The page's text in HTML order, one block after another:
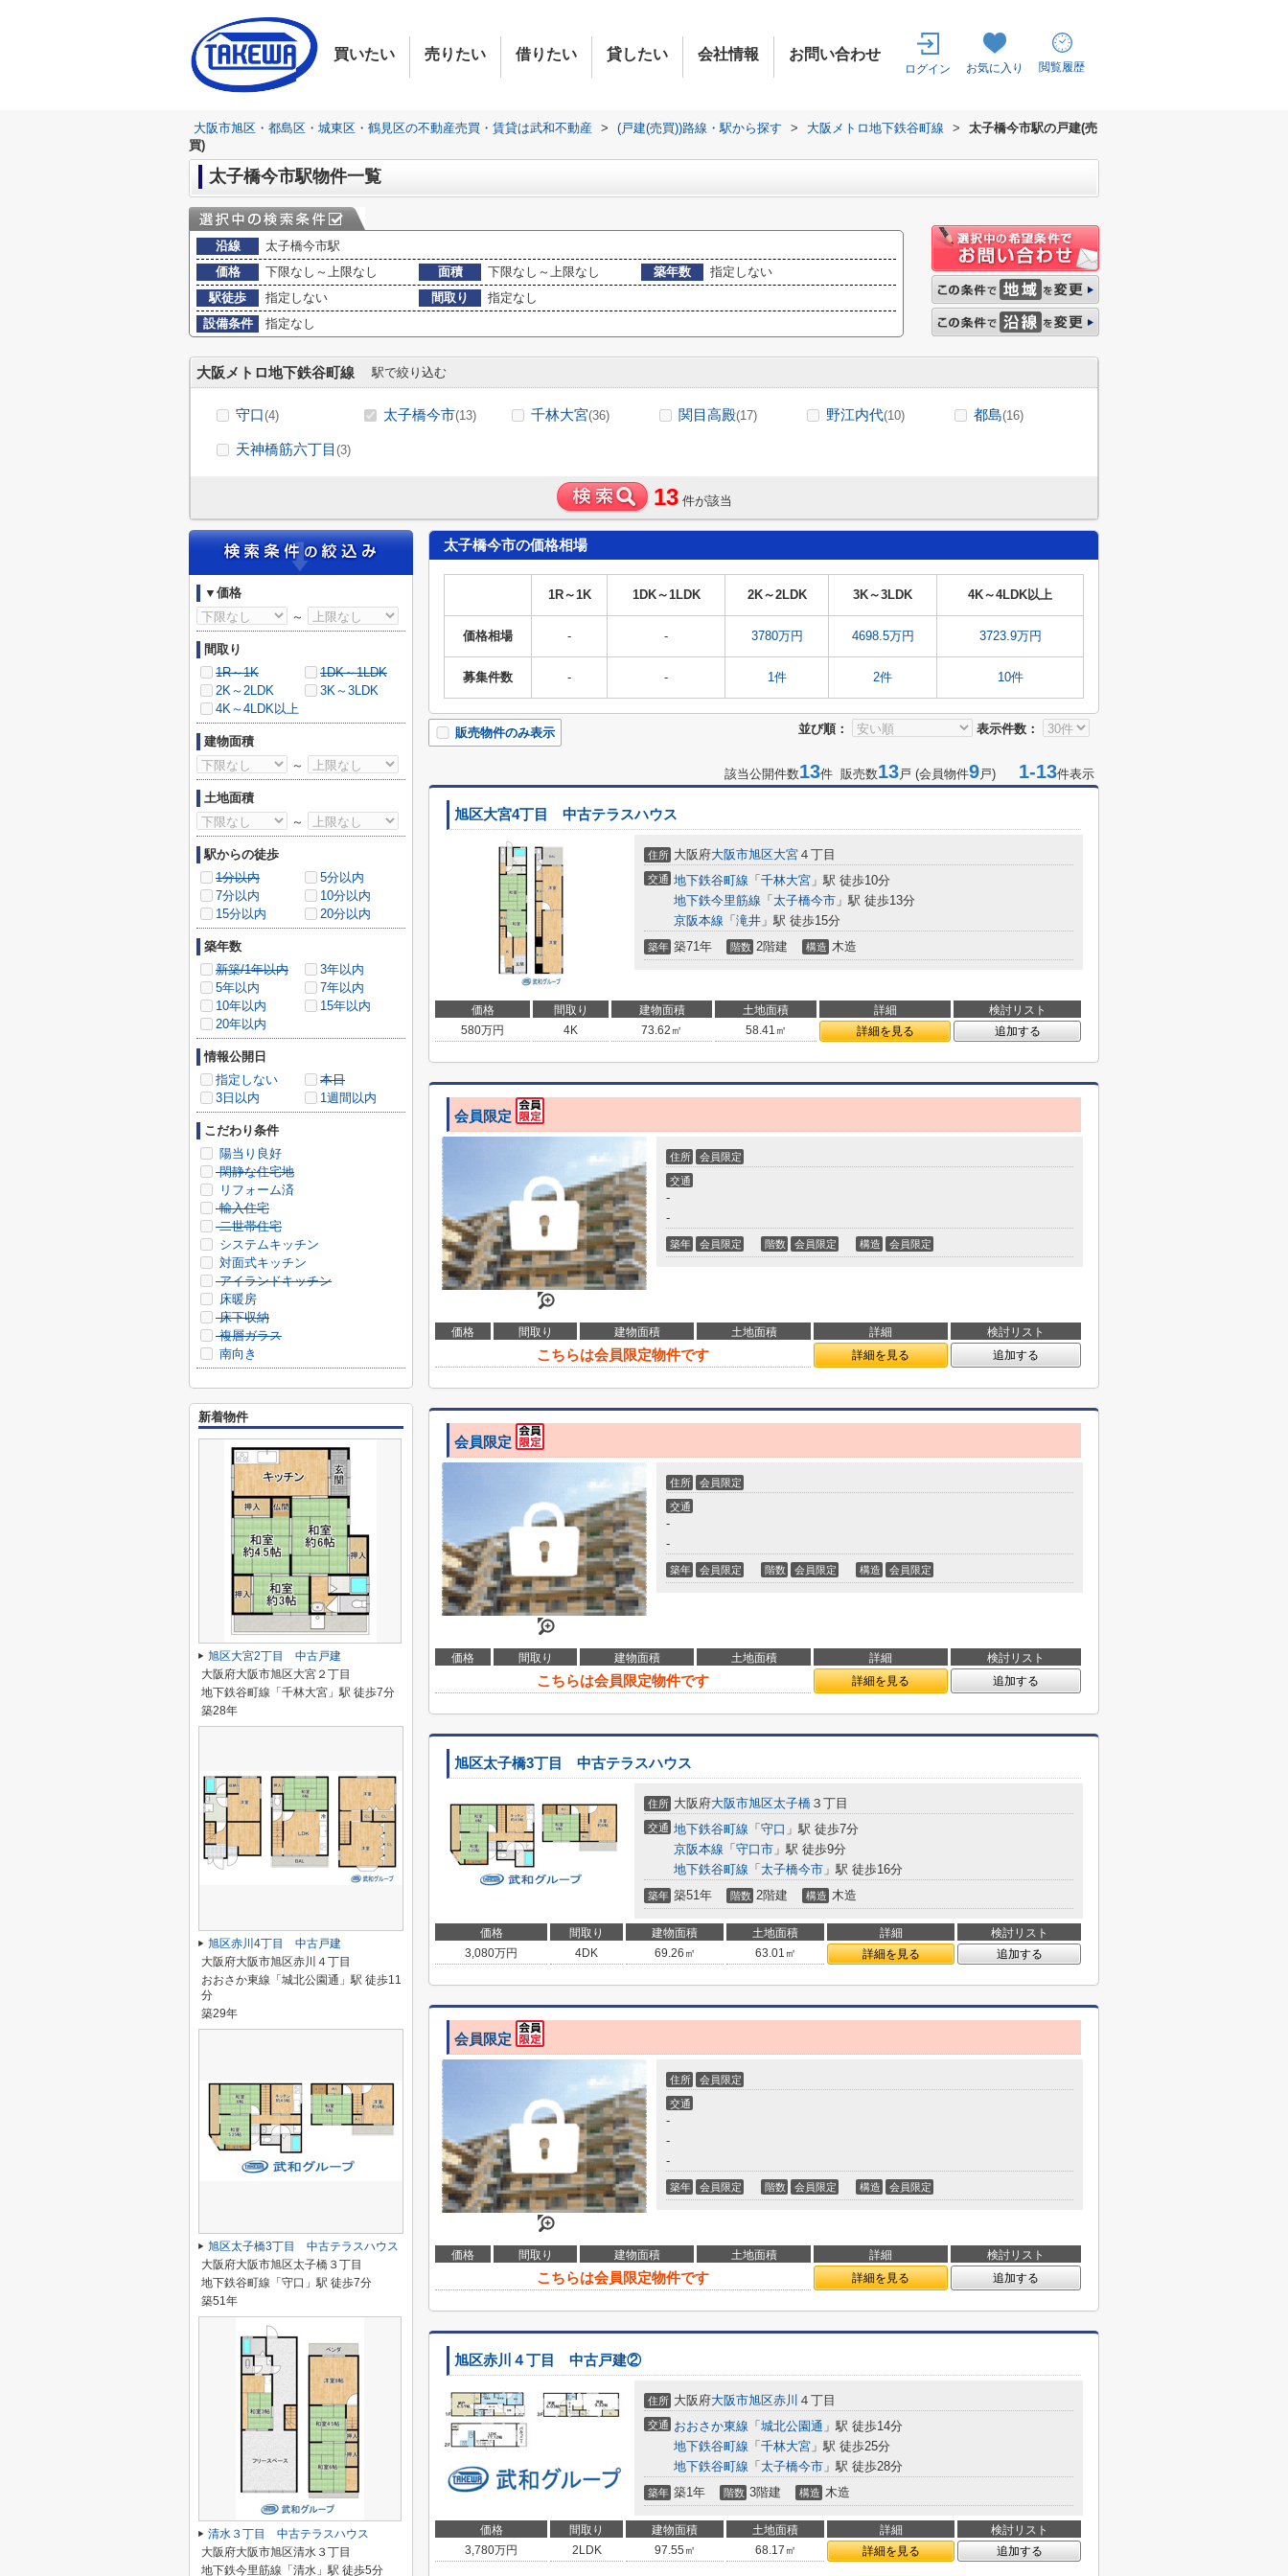
買いたい 売りたい 借りたい 貸したい 会社情報 お問い合わせ
ログイン お気に入り 閲覧履歴
大阪市旭区・都島区・城東区・鶴見区の不動産売買・賃貸は武和不動産 > (戸建(売買))路線・駅から探す > 大阪メトロ地下鉄谷町線 >
太子橋今市駅の戸建(売
買)
太子橋今市駅物件一覧
沿線
太子橋今市駅
価格
下限なし～上限なし 面積 下限なし～上限なし 築年数
指定しない
駅徒歩
指定しない 間取り
指定なし
設備条件
指定なし
大阪メトロ地下鉄谷町線 駅で絞り込む
守口(4) 太子橋今市(13) 千林大宮(36) 関目高殿(17) 野江内代(10) 都島(16)
天神橋筋六丁目 (3)
13 件が該当
太子橋今市の価格相場
1R～1K 1DK～1LDK 2K～2LDK 3K～3LDK 4K～4LDK以上
価格相場 - - 3780万円 4698.5万円 3723.9万円
募集件数 - - 1件 2件 10件
並び順： 表示件数：
販売物件のみ表示
該当公開件数13件 販売数13戸 (会員物件9戸) 1-13件表示
旭区大宮4丁目 中古テラスハウス
住所 大阪府大阪市旭区大宮 ４丁目
交通 地下鉄谷町線 「 千林大宮 」駅 徒歩10分
地下鉄今里筋線 「 太子橋今市 」駅 徒歩13分
京阪本線 「 滝井 」駅 徒歩15分
築年 築71年 階数 2階建 構造 木造
価格 間取り 建物面積 土地面積 詳細
検討リスト
580万円 4K 73.62㎡ 58.41㎡ 詳細を見る 追加する
会員限定
住所 会員限定
交通
-
-
築年 会員限定 階数 会員限定 構造 会員限定
価格 間取り 建物面積 土地面積 詳細 検討リスト
こちらは会員限定物件です 詳細を見る 追加する
会員限定
住所 会員限定
交通
-
-
築年 会員限定 階数 会員限定 構造 会員限定
価格 間取り 建物面積 土地面積 詳細 検討リスト
こちらは会員限定物件です 詳細を見る 追加する
旭区太子橋3丁目 中古テラスハウス
住所 大阪府大阪市旭区太子橋 ３丁目
交通 地下鉄谷町線 「 守口 」駅 徒歩7分
京阪本線 「 守口市 」駅 徒歩9分
地下鉄谷町線 「 太子橋今市 」駅 徒歩16分
築年 築51年 階数 2階建 構造 木造
価格 間取り 建物面積 土地面積 詳細
検討リスト
3,080万円 4DK 69.26㎡ 63.01㎡ 詳細を見る 追加する
会員限定
住所 会員限定
交通
-
-
-
築年 会員限定 階数 会員限定 構造 会員限定
価格 間取り 建物面積 土地面積 詳細 検討リスト
こちらは会員限定物件です 詳細を見る 追加する
旭区赤川４丁目 中古戸建②
住所 大阪府大阪市旭区赤川 ４丁目
交通 おおさか東線 「 城北公園通 」駅 徒歩14分
地下鉄谷町線 「 千林大宮 」駅 徒歩25分
地下鉄谷町線 「 太子橋今市 」駅 徒歩28分
築年 築1年 階数 3階建 構造 木造
価格 間取り 建物面積 土地面積 詳細
検討リスト
3,780万円 2LDK 97.55㎡ 68.17㎡ 詳細を見る 追加する
▼価格
～
間取り
1R～1K
1DK～1LDK
2K～2LDK
3K～3LDK
4K～4LDK以上
建物面積
～
土地面積
～
駅からの徒歩
1分以内
5分以内
7分以内
10分以内
15分以内
20分以内
築年数
新築/1年以内
3年以内
5年以内
7年以内
10年以内
15年以内
20年以内
情報公開日
指定しない
本日
3日以内
1週間以内
こだわり条件
陽当り良好
閑静な住宅地
リフォーム済
輸入住宅
二世帯住宅
システムキッチン
対面式キッチン
アイランドキッチン
床暖房
床下収納
複層ガラス
南向き
新着物件
旭区大宮2丁目 中古戸建
大阪府大阪市旭区大宮２丁目
地下鉄谷町線「千林大宮」駅 徒歩7分
築28年
旭区赤川4丁目 中古戸建
大阪府大阪市旭区赤川４丁目
おおさか東線「城北公園通」駅 徒歩11
分
築29年
旭区太子橋3丁目 中古テラスハウス
大阪府大阪市旭区太子橋３丁目
地下鉄谷町線「守口」駅 徒歩7分
築51年
清水３丁目 中古テラスハウス
大阪府大阪市旭区清水３丁目
地下鉄今里筋線「清水」駅 徒歩5分